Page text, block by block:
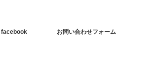
facebook お問い合わせフォーム